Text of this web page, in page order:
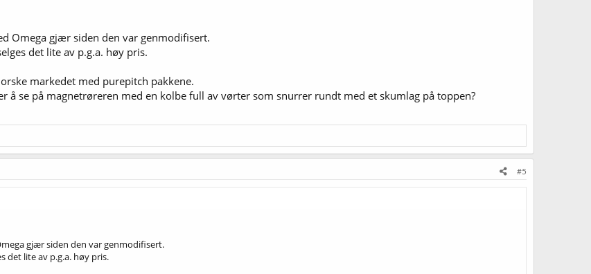
Omega gjær siden den var genmodifisert.
det lite av p.g.a. høy pris.
markedet med purepitch pakkene.
å se på magnetrøreren med en kolbe full av vørter som snurrer rundt med et skumlag på toppen?
#5
gjær siden den var genmodifisert.
det lite av p.g.a. høy pris.